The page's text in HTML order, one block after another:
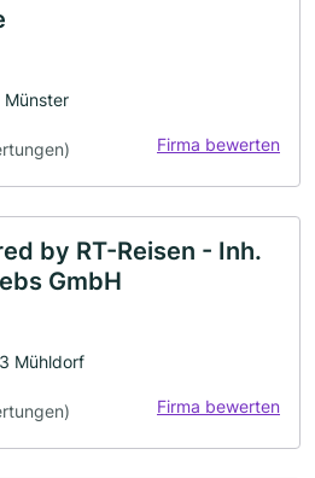
Firma bewerten
by RT-Reisen - Inh.
GmbH
Mühldorf
Firma bewerten